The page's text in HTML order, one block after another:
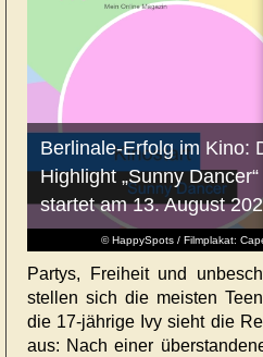
© HappySpots / Filmplakat:
Berlinale-Erfolg im Kino:
Highlight „Sunny
startet am 13. August
Partys, Freiheit und
stellen sich die meisten
die 17-jährige Ivy sieht die
aus: Nach einer